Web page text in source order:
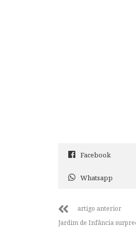
Facebook
Whatsapp
artigo anterior
Jardim de Infância